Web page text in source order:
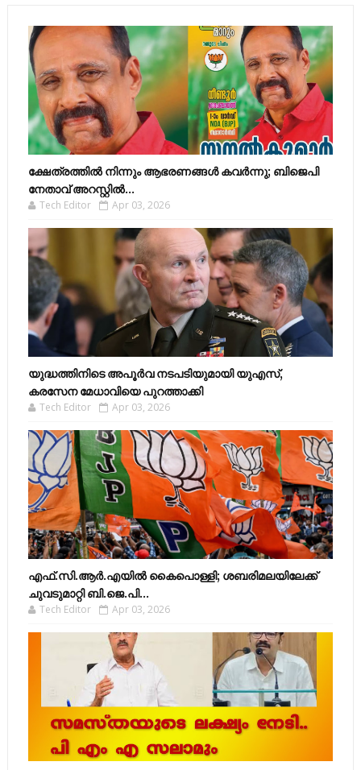
ക്ഷേത്രത്തിൽ നിന്നും ആഭരണങ്ങൾ കവർന്നു; ബിജെപി
നേതാവ് അറസ്റ്റിൽ...
Tech Editor Apr 03, 2026
യുദ്ധത്തിനിടെ അപൂർവ നടപടിയുമായി യുഎസ്,
കരസേന മേധാവിയെ പുറത്താക്കി
Tech Editor Apr 03, 2026
എഫ്​.സി.ആർ.എയിൽ കൈപൊള്ളി; ശബരിമലയിലേക്ക്​
ചുവടുമാറ്റി ബി.ജെ.പി...
Tech Editor Apr 03, 2026